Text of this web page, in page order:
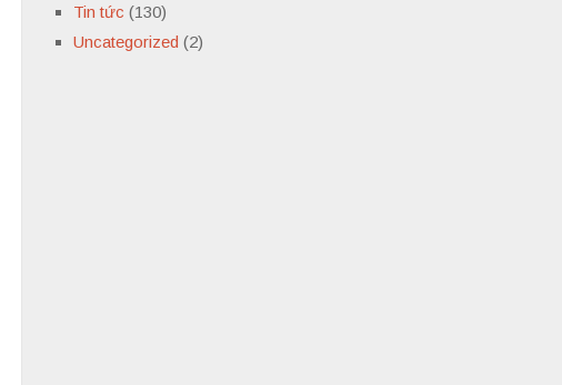
Tin tức (130)
Uncategorized (2)